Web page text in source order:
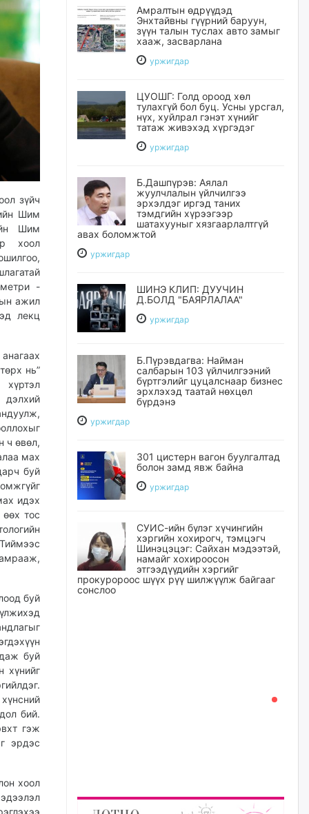
зүйч
Шим
Шим
хоол
-
ажил
лекц
нь”
дэлхий
ч өвөл,
мах
буй
идэх
тос
буй
буй
хүнийг
бий.
гэж
эрдэс
хоол
Амралтын өдрүүдэд
Энхтайвны гүүрний баруун,
зүүн талын туслах авто замыг
хааж, засварлана
уржигдар
ЦУОШГ: Голд ороод хөл
тулахгүй бол буц. Усны урсгал,
нүх, хуйлрал гэнэт хүнийг
татаж живэхэд хүргэдэг
уржигдар
Б.Дашпүрэв: Аялал
жуулчлалын үйлчилгээ
эрхэлдэг иргэд таних
тэмдгийн хүрээгээр
шатахууныг хязгаарлалтгүй
авах боломжтой
уржигдар
ШИНЭ КЛИП: ДУУЧИН
Д.БОЛД "БАЯРЛАЛАА"
уржигдар
Б.Пүрэвдагва: Найман
салбарын 103 үйлчилгээний
бүртгэлийг цуцалснаар бизнес
эрхлэхэд таатай нөхцөл
бүрдэнэ
уржигдар
301 цистерн вагон буулгалтад
болон замд явж байна
уржигдар
СУИС-ийн бүлэг хүчингийн
хэргийн хохирогч, тэмцэгч
Шинэцэцэг: Сайхан мэдээтэй,
намайг хохироосон
этгээдүүдийн хэргийг
прокуророос шүүх рүү шилжүүлж байгааг
сонслоо